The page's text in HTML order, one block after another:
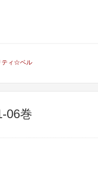
ティ☆ベル
06巻